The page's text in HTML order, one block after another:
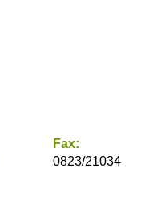
Fax:
0823/21034